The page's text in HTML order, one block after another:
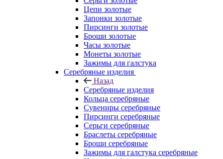
Цепи золотые
Запонки золотые
Пирсинги золотые
Броши золотые
Часы золотые
Монеты золотые
Зажимы для галстука
Серебряные изделия
Назад
Серебряные изделия
Кольца серебряные
Сувениры серебряные
Пирсинги серебряные
Серьги серебряные
Браслеты серебряные
Броши серебряные
Зажимы для галстука серебряные